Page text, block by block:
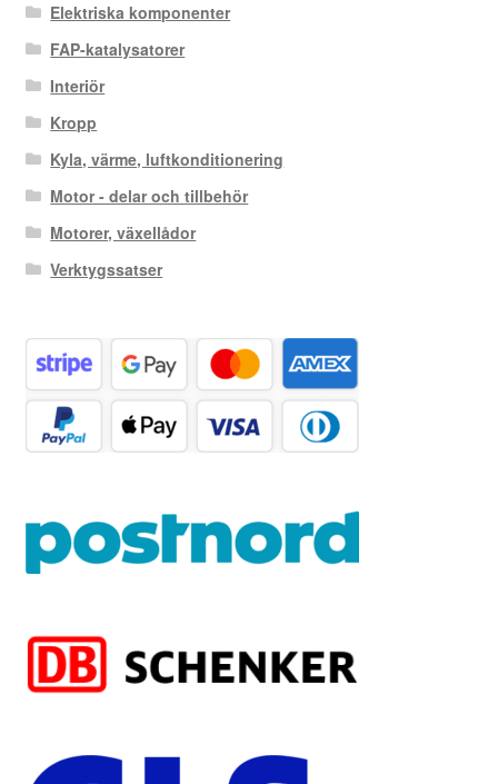
Elektriska komponenter
FAP-katalysatorer
Interiör
Kropp
Kyla, värme, luftkonditionering
Motor - delar och tillbehör
Motorer, växellådor
Verktygssatser